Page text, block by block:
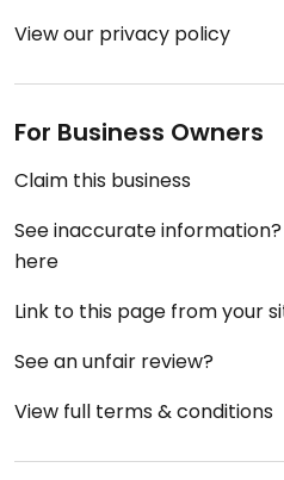
View our privacy policy
For Business Owners
Claim this business
See inaccurate
here
Link to this page from your
See an unfair review?
View full terms & conditions